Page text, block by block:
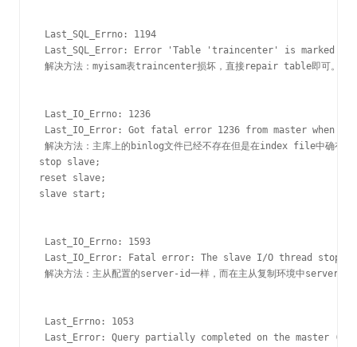
Last_SQL_Errno: 1194
Last_SQL_Error: Error 'Table 'traincenter' is marked
解决方法：myisam表traincenter损坏，直接repair table即可。至于
Last_IO_Errno: 1236
Last_IO_Error: Got fatal error 1236 from master
解决方法：主库上的binlog文件已经不存在但是在index file中确有相应
stop slave;
reset slave;
slave start;
Last_IO_Errno: 1593
Last_IO_Error: Fatal error: The slave I/O thread stops
解决方法：主从配置的server-id一样，而在主从复制环境中server-id
Last_Errno: 1053
Last_Error: Query partially completed on the master